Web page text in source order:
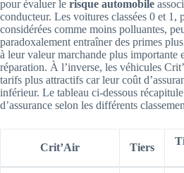
pour évaluer le risque automobile
conducteur. Les voitures classées 0 et 1,
considérées comme moins polluantes,
paradoxalement entraîner des primes
à leur valeur marchande plus importante
réparation. À l’inverse, les véhicules
tarifs plus attractifs car leur coût
inférieur. Le tableau ci-dessous
d’assurance selon les différents
Crit’Air Tiers